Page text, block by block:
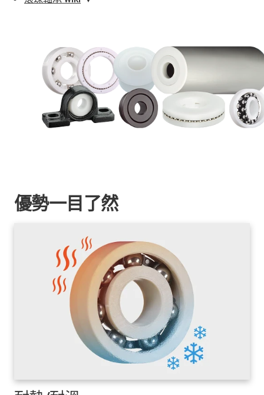
優勢一目了然